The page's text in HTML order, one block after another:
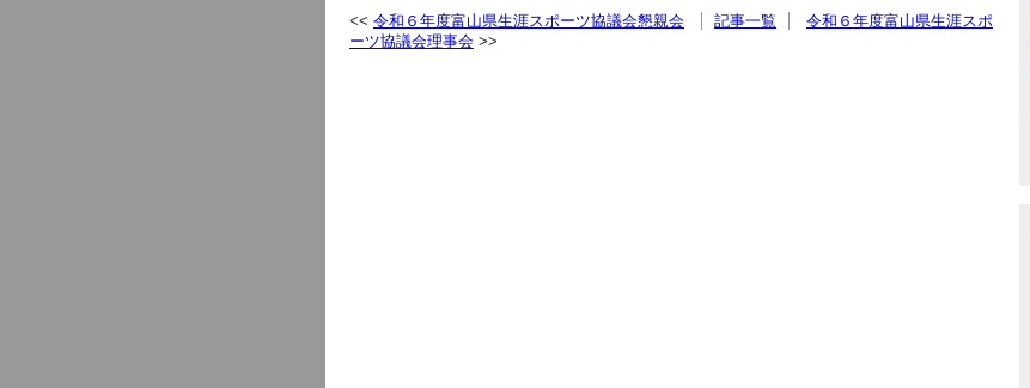
令和６年度富山県生涯スポーツ協議会懇親会 記事一覧
令和６年度富山県生涯スポ
ーツ協議会理事会